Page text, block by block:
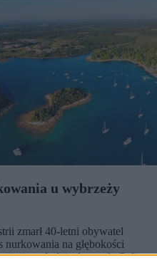
u wybrzeży
zmarł 40-letni obywatel
nurkowania na głębokości
łodzią do zatoki Polje,